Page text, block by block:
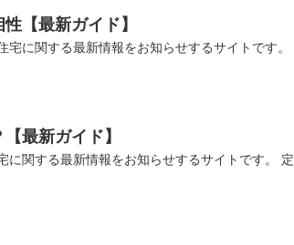
【最新ガイド】
宅に関する最新情報をお知らせするサイトです
最新ガイド】
に関する最新情報をお知らせするサイトです。